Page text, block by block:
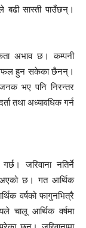
सास्ती पाउँछन्।
अभाव छ। कम्पनी
सफल हुन सकेका छैनन्।
भए पनि निरन्तर
तथा अध्यावधिक गर्न
जरिवाना नतिर्ने
अएको छ। गत आर्थिक
वर्षको फागुनभित्रै
चालू आर्थिक वर्षमा